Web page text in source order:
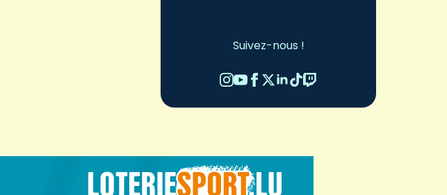
Suivez-nous !